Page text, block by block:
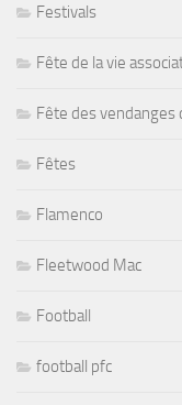
Festivals
Fête de la vie
Fête des
Fêtes
Flamenco
Fleetwood Mac
Football
football pfc